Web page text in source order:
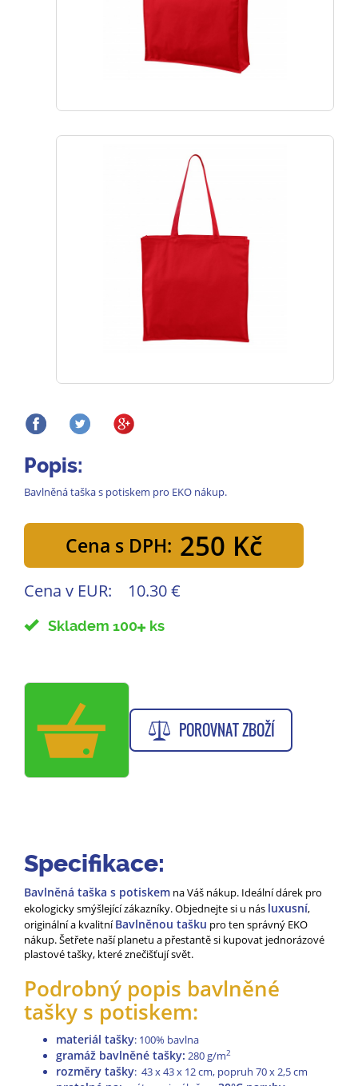
Popis:
Bavlněná taška s potiskem pro EKO nákup.
Cena s DPH: 250 Kč
Cena v EUR: 10.30 €
Skladem 100 ks
POROVNAT ZBOŽÍ
Specifikace:
Bavlněná taška s potiskem na Váš nákup. Ideální dárek pro
ekologicky smýšlející zákazníky. Objednejte si u nás luxusní,
originální a kvalitníBavlněnou tašku pro ten správný EKO
nákup. Šetřete naší planetu a přestantě si kupovat jednorázové
plastové tašky, které znečišťují svět.
Podrobný popis bavlněné
tašky s potiskem:
materiál tašky: 100% bavlna
gramáž bavlněné tašky: 280 g/m2
rozměry tašky: 43 x 43 x 12 cm, popruh 70 x 2,5 cm